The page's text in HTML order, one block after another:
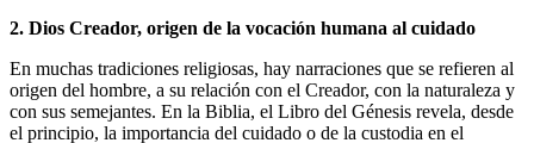
2. Dios Creador, origen de la vocación humana al cuidado
En muchas tradiciones religiosas, hay narraciones que se refieren al
origen del hombre, a su relación con el Creador, con la naturaleza y
con sus semejantes. En la Biblia, el Libro del Génesis revela, desde
el principio, la importancia del cuidado o de la custodia en el